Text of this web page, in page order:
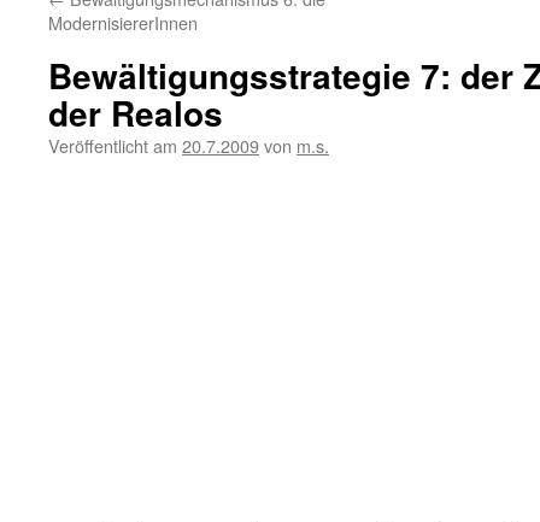
ModernisiererInnen
Bewältigungsstrategie 7: der
der Realos
Veröffentlicht am 20.7.2009von m.s.